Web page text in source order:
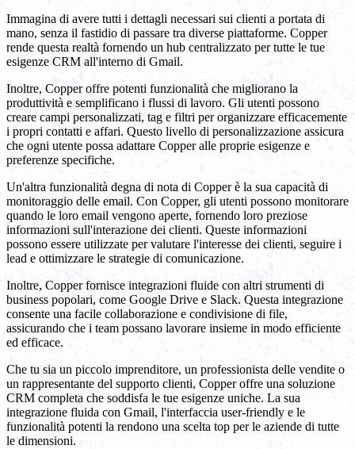
Immagina di avere tutti i dettagli necessari sui clienti a portata di
mano, senza il fastidio di passare tra diverse piattaforme. Copper
rende questa realtà fornendo un hub centralizzato per tutte le tue
esigenze CRM all'interno di Gmail.
Inoltre, Copper offre potenti funzionalità che migliorano la
produttività e semplificano i flussi di lavoro. Gli utenti possono
creare campi personalizzati, tag e filtri per organizzare efficacemente
i propri contatti e affari. Questo livello di personalizzazione assicura
che ogni utente possa adattare Copper alle proprie esigenze e
preferenze specifiche.
Un'altra funzionalità degna di nota di Copper è la sua capacità di
monitoraggio delle email. Con Copper, gli utenti possono monitorare
quando le loro email vengono aperte, fornendo loro preziose
informazioni sull'interazione dei clienti. Queste informazioni
possono essere utilizzate per valutare l'interesse dei clienti, seguire i
lead e ottimizzare le strategie di comunicazione.
Inoltre, Copper fornisce integrazioni fluide con altri strumenti di
business popolari, come Google Drive e Slack. Questa integrazione
consente una facile collaborazione e condivisione di file,
assicurando che i team possano lavorare insieme in modo efficiente
ed efficace.
Che tu sia un piccolo imprenditore, un professionista delle vendite o
un rappresentante del supporto clienti, Copper offre una soluzione
CRM completa che soddisfa le tue esigenze uniche. La sua
integrazione fluida con Gmail, l'interfaccia user-friendly e le
funzionalità potenti la rendono una scelta top per le aziende di tutte
le dimensioni.